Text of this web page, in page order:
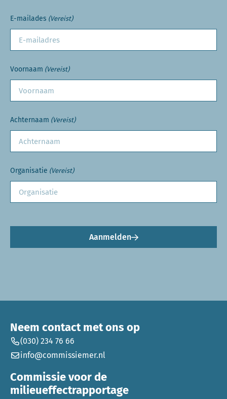
E-mailades (Vereist)
Voornaam (Vereist)
Achternaam (Vereist)
Organisatie (Vereist)
Aanmelden
Neem contact met ons op
(030) 234 76 66
info@commissiemer.nl
Commissie voor de
milieueffectrapportage